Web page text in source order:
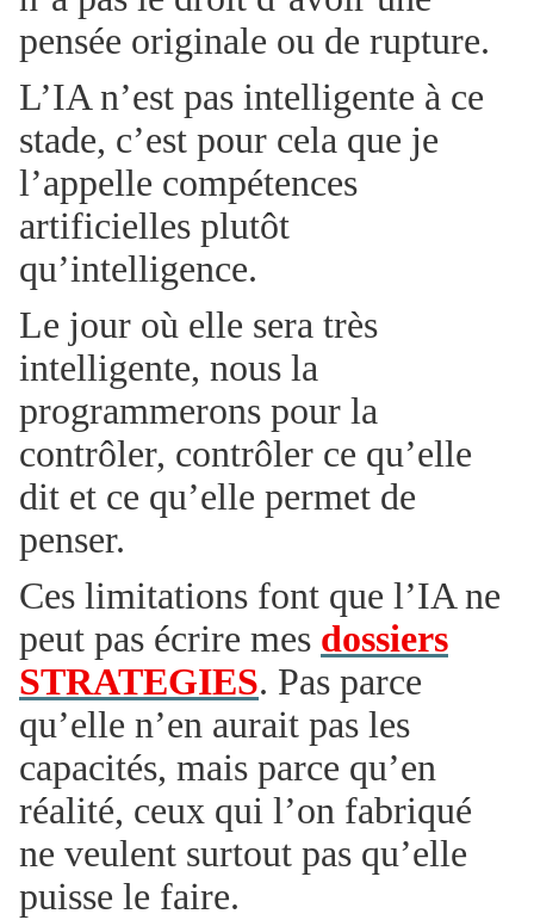
pensée originale ou de rupture.
L’IA n’est pas intelligente à ce
stade, c’est pour cela que je
l’appelle compétences
artificielles plutôt
qu’intelligence.
Le jour où elle sera très
intelligente, nous la
programmerons pour la
contrôler, contrôler ce qu’elle
dit et ce qu’elle permet de
penser.
Ces limitations font que l’IA ne
peut pas écrire mes dossiers
STRATEGIES. Pas parce
qu’elle n’en aurait pas les
capacités, mais parce qu’en
réalité, ceux qui l’on fabriqué
ne veulent surtout pas qu’elle
puisse le faire.